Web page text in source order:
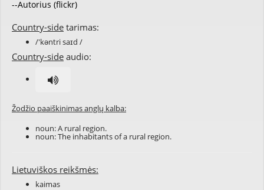
--Autorius (flickr)
Country-side tarimas:
/'kəntri saɪd /
Country-side audio:
Žodžio paaiškinimas anglų kalba:
noun: A rural region.
noun: The inhabitants of a rural region.
Lietuviškos reikšmės:
kaimas